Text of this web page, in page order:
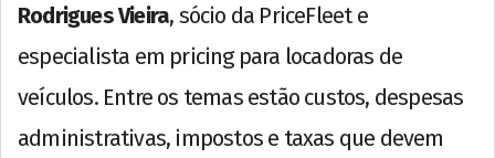
Rodrigues Vieira, sócio da PriceFleet e
especialista em pricing para locadoras de
veículos. Entre os temas estão custos, despesas
administrativas, impostos e taxas que devem